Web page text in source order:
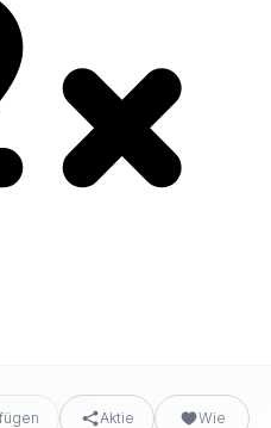
Aktie Wie